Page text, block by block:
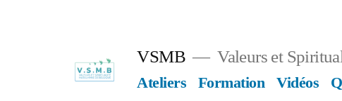
VSMB Valeurs et
Ateliers Formation Vidéos